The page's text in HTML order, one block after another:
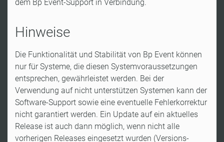
dem Bp Event-Support in Verbindung.
Hinweise
Die Funktionalität und Stabilität von Bp Event können
nur für Systeme, die diesen Systemvoraussetzungen
entsprechen, gewährleistet werden. Bei der
Verwendung auf nicht unterstützen Systemen kann der
Software-Support sowie eine eventuelle Fehlerkorrektur
nicht garantiert werden. Ein Update auf ein aktuelles
Release ist auch dann möglich, wenn nicht alle
vorherigen Releases eingesetzt wurden (Versions-